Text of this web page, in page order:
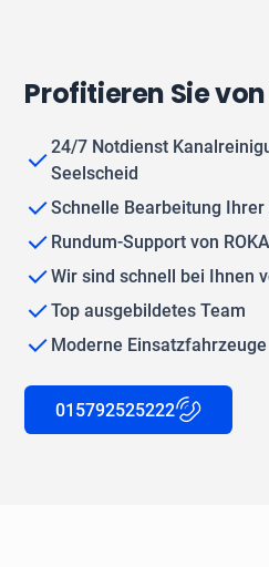
Profitieren Sie
24/7 Notdienst
Seelscheid
Schnelle Bearbeitung
Rundum-Support von
Wir sind schnell bei Ihnen
Top ausgebildetes Team
Moderne Einsatzfahrzeuge
015792525222